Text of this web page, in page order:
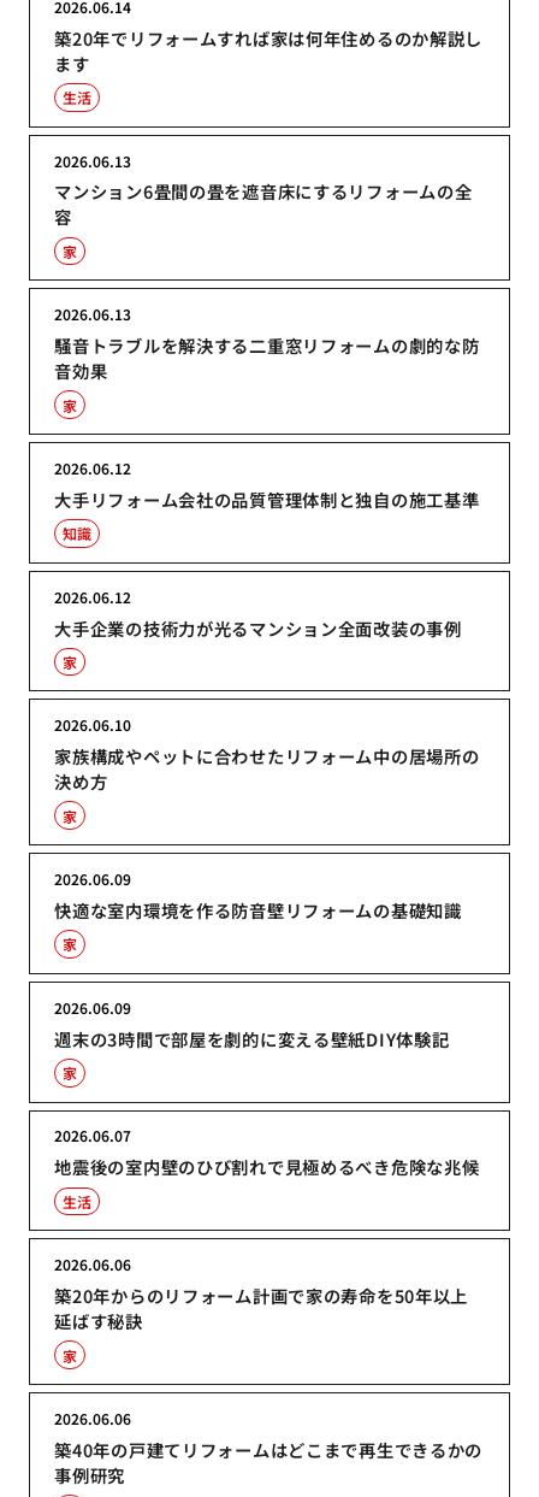
築20年でリフォームすれば家は何年住めるのか解説し
ます
2026.06.14
生活
マンション6畳間の畳を遮音床にするリフォームの全
容
2026.06.13
家
騒音トラブルを解決する二重窓リフォームの劇的な防
音効果
2026.06.13
家
大手リフォーム会社の品質管理体制と独自の施工基準
2026.06.12
知識
大手企業の技術力が光るマンション全面改装の事例
2026.06.12
家
家族構成やペットに合わせたリフォーム中の居場所の
決め方
2026.06.10
家
快適な室内環境を作る防音壁リフォームの基礎知識
2026.06.09
家
週末の3時間で部屋を劇的に変える壁紙DIY体験記
2026.06.09
家
地震後の室内壁のひび割れで見極めるべき危険な兆候
2026.06.07
生活
築20年からのリフォーム計画で家の寿命を50年以上
延ばす秘訣
2026.06.06
家
築40年の戸建てリフォームはどこまで再生できるかの
事例研究
2026.06.06